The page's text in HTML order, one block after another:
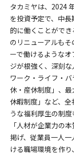
タカミヤは、2024
を投資予定で、中長
的に働くことがで
のリニューアルも
ーで働けるような
ジが根強く、深刻
ワーク・ライフ・
休・産休制度」、
休暇制度」など、
うな福利厚生の制
「人材が企業力の
掲げ、従業員一人
ける職場環境を作